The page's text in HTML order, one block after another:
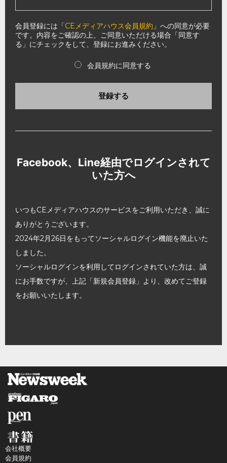
会員登録には「CEメディアハウス会員規約 」への同意が必要
です。内容をご確認の上、ご同意いただける場合「同意す
る」にチェックをして、登録にお進みください。
会員規約に同意する
登録する
Facebook、Line経由でログインされて
いた方へ
いつもCEメディアハウスのサービスをご利用いただき、誠に
ありがとうございます。
2024年2月26日をもってソーシャルログイン機能を廃止いた
しました。
ソーシャルログインを利用してログインされていた方は、誠
にお手数ですが、上記「新規会員登録」より、改めてご登録
をお願いいたします。
会社概要
会員規約